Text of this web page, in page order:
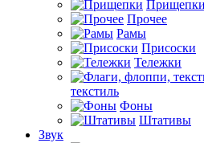
Прищепки
Прочее
Рамы
Присоски
Тележки
текстиль
Фоны
Штативы
Звук